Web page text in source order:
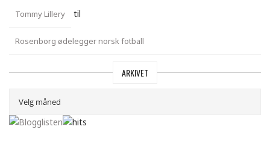
Tommy Lillery til
Rosenborg ødelegger norsk fotball
ARKIVET